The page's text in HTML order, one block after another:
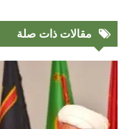
مقالات ذات صلة